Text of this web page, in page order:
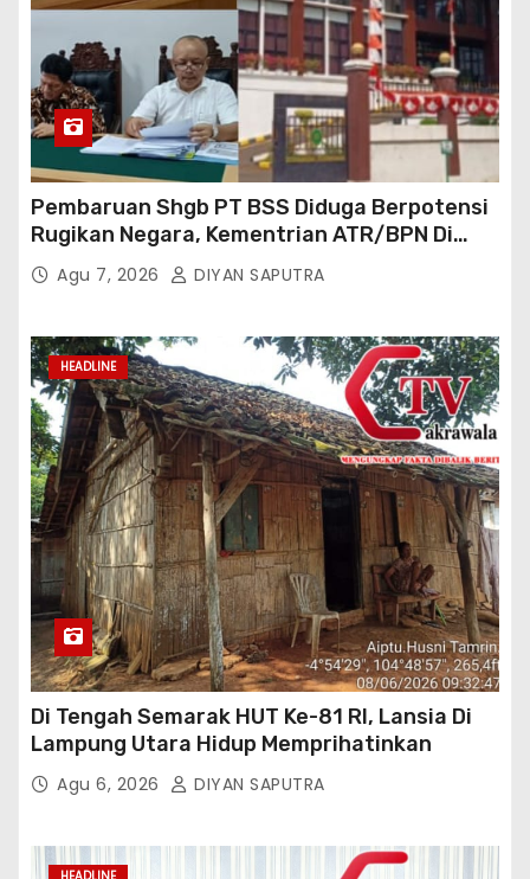
Pembaruan Shgb PT BSS Diduga Berpotensi
Rugikan Negara, Kementrian ATR/BPN Di
Gugat Di PTUN Jakarta
Agu 7, 2026 DIYAN SAPUTRA
HEADLINE
Di Tengah Semarak HUT Ke-81 RI, Lansia Di
Lampung Utara Hidup Memprihatinkan
Agu 6, 2026 DIYAN SAPUTRA